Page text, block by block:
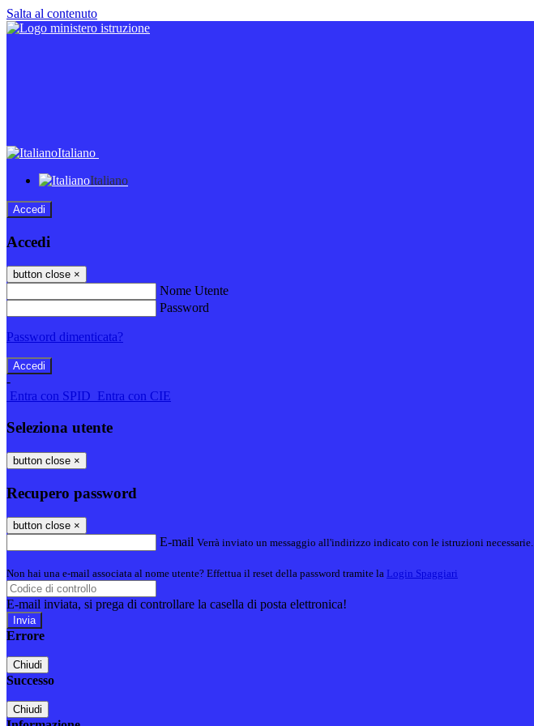
Salta al contenuto
Italiano
Italiano
Accedi
Accedi
button close ×
Nome Utente
Password
Password dimenticata?
-
Entra con SPID Entra con CIE
Seleziona utente
button close ×
Recupero password
button close ×
E-mail Verrà inviato un messaggio all'indirizzo indicato con le istruzioni necessarie.
Non hai una e-mail associata al nome utente? Effettua il reset della password tramite la Login Spaggiari
E-mail inviata, si prega di controllare la casella di posta elettronica!
Errore
Chiudi
Successo
Chiudi